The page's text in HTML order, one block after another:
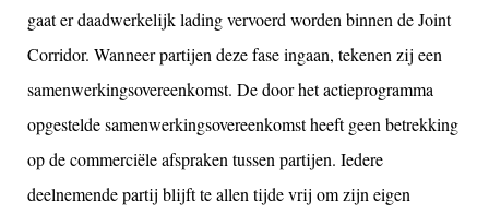
gaat er daadwerkelijk lading vervoerd worden binnen de Joint
Corridor. Wanneer partijen deze fase ingaan, tekenen zij een
samenwerkingsovereenkomst. De door het actieprogramma
opgestelde samenwerkingsovereenkomst heeft geen betrekking
op de commerciële afspraken tussen partijen. Iedere
deelnemende partij blijft te allen tijde vrij om zijn eigen